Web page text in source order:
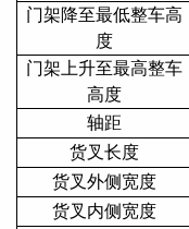
门架降至最低整车高
度
门架上升至最高整车
高度
轴距
货叉长度
货叉外侧宽度
货叉内侧宽度